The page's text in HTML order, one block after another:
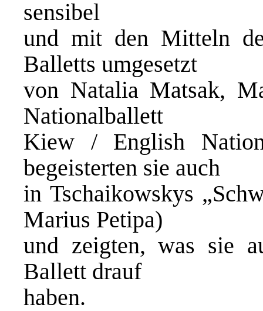
sensibel
und mit den Mitteln
Balletts umgesetzt
von Natalia Matsak,
Nationalballett
Kiew / English
begeisterten sie auch
in Tschaikowskys
Marius Petipa)
und zeigten, was sie
Ballett drauf
haben.